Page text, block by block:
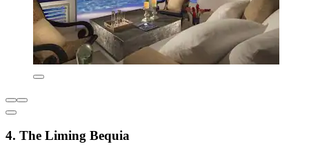
4. The Liming Bequia